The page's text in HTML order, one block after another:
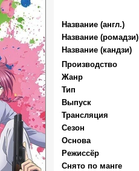
Название (англ.)
Название (ромадзи)
Название (кандзи)
Производство
Жанр
Тип
Выпуск
Трансляция
Сезон
Основа
Режиссёр
Снято по манге